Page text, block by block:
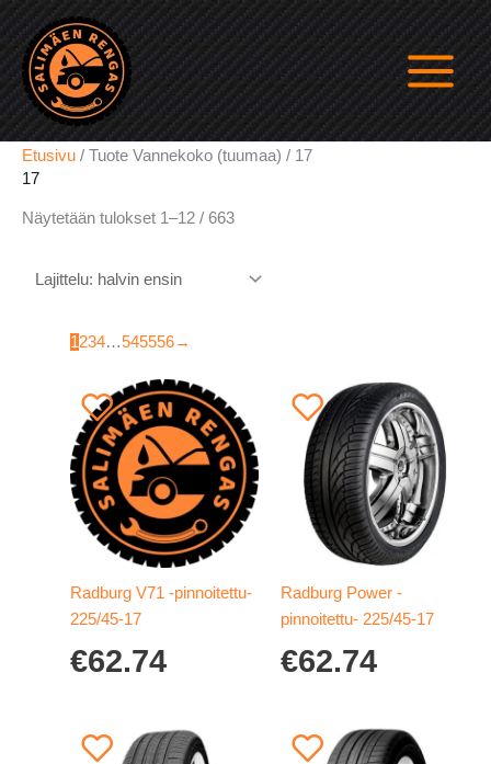
Siirry
sisältöön
Etusivu / Tuote Vannekoko (tuumaa) / 17
17
Näytetään tulokset 1–12 / 663Halvin
1234…545556→
Radburg V71 -pinnoitettu-
225/45-17
€62.74
Radburg Power -
pinnoitettu- 225/45-17
€62.74